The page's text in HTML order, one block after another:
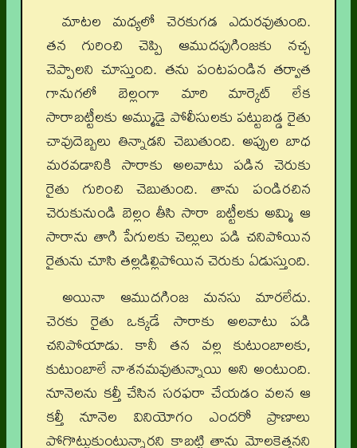
మాటల మధ్యలో చెరకుగడ ఎదురవుతుంది.
తన గురించి చెప్పి ఆముదపుగింజకు నచ్చ
చెప్పాలని చూస్తుంది. తను పంటపండిన తర్వాత
గానుగలో బెల్లంగా మారి మార్కెట్‌ లేక
సారాబట్టీలకు అమ్ముడై పోలీసులకు పట్టుబడ్డ రైతు
చావుదెబ్బలు తిన్నాడని చెబుతుంది. అప్పుల బాధ
మరవడానికి సారాకు అలవాటు పడిన చెరుకు
రైతు గురించి చెబుతుంది. తాను పండిరచిన
చెరుకునుండి బెల్లం తీసి సారా బట్టీలకు అమ్మి ఆ
సారాను తాగి పేగులకు చెల్లులు పడి చనిపోయిన
రైతును చూసి తల్లడిల్లిపోయిన చెరుకు ఏడుస్తుంది.
అయినా ఆముదగింజ మనసు మారలేదు.
చెరకు రైతు ఒక్కడే సారాకు అలవాటు పడి
చనిపోయాడు. కానీ తన వల్ల కుటుంబాలకు,
కుటుంబాలే నాశనమవుతున్నాయి అని అంటుంది.
నూనెలను కల్తీ చేసిన సరఫరా చేయడం వలన ఆ
కల్తీ నూనెల వినియోగం ఎందరో ప్రాణాలు
పోగొట్టుకుంటున్నారని కాబట్టి తాను మోలకెత్తనని